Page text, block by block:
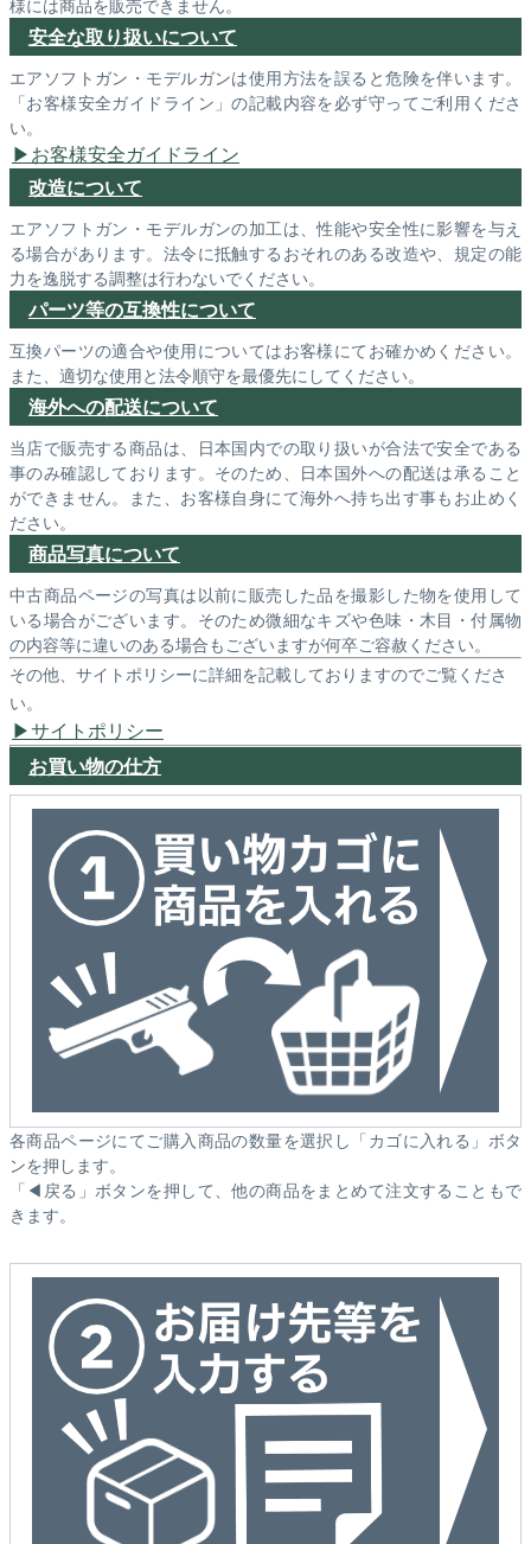
様には商品を販売できません。
安全な取り扱いについて
エアソフトガン・モデルガンは使用方法を誤ると危険を伴います。
「お客様安全ガイドライン」の記載内容を必ず守ってご利用くださ
い。
お客様安全ガイドライン
改造について
エアソフトガン・モデルガンの加工は、性能や安全性に影響を与え
る場合があります。法令に抵触するおそれのある改造や、規定の能
力を逸脱する調整は行わないでください。
パーツ等の互換性について
互換パーツの適合や使用についてはお客様にてお確かめください。
また、適切な使用と法令順守を最優先にしてください。
海外への配送について
当店で販売する商品は、日本国内での取り扱いが合法で安全である
事のみ確認しております。そのため、日本国外への配送は承ること
ができません。また、お客様自身にて海外へ持ち出す事もお止めく
ださい。
商品写真について
中古商品ページの写真は以前に販売した品を撮影した物を使用して
いる場合がございます。そのため微細なキズや色味・木目・付属物
の内容等に違いのある場合もございますが何卒ご容赦ください。
その他、サイトポリシーに詳細を記載しておりますのでご覧くださ
い。
サイトポリシー
お買い物の仕方
各商品ページにてご購入商品の数量を選択し「カゴに入れる」ボタ
ンを押します。
「◀戻る」ボタンを押して、他の商品をまとめて注文することもで
きます。